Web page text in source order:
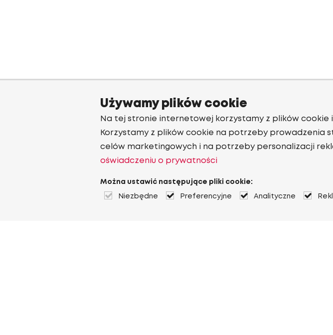
Używamy plików cookie
Na tej stronie internetowej korzystamy z plików
Korzystamy z plików cookie na potrzeby prowadzenia
celów marketingowych i na potrzeby personalizacji
oświadczeniu o prywatności
Można ustawić następujące pliki cookie:
Niezbędne Preferencyjne Analityczne